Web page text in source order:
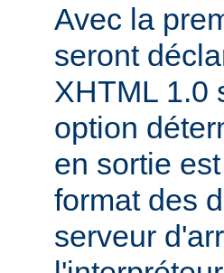
Avec la
seront
XHTML 1.0
option
en sortie
format des
serveur